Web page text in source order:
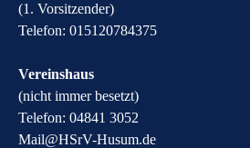
(1. Vorsitzender)
Telefon: 015120784375
Vereinshaus
(nicht immer besetzt)
Telefon: 04841 3052
​Mail@HSrV-Husum.de​